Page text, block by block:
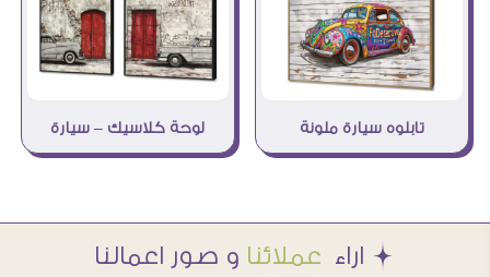
تابلوه سيارة ملونة لوحة كلاسيك – سيارة
Æ اراء عملائنا و صور اعمالنا